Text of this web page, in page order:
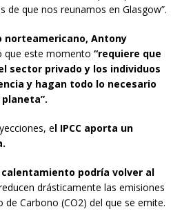
de que nos reunamos en Glasgow”.
norteamericano, Antony
que este momento “requiere que
sector privado y los individuos
y hagan todo lo necesario
el IPCC aporta un
calentamiento podría volver al
drásticamente las emisiones
Carbono (CO2) del que se emite.